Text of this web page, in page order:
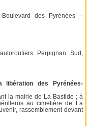
des Pyrénées –
Perpignan Sud,
libération des Pyrénées-
la mairie de La Bastide ; à
au cimetière de La
rassemblement devant